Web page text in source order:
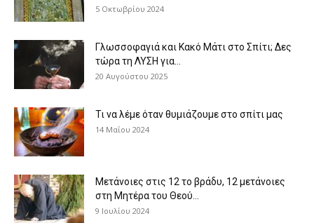
5 Οκτωβρίου 2024
Γλωσσοφαγιά και Κακό Μάτι στο Σπίτι; Δες
τώρα τη ΛΥΣΗ για...
20 Αυγούστου 2025
Τι να λέμε όταν θυμιάζουμε στο σπίτι μας
14 Μαΐου 2024
Μετάνοιες στις 12 το βράδυ, 12 μετάνοιες
στη Μητέρα του Θεού...
9 Ιουλίου 2024